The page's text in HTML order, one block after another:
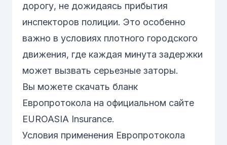
дорогу, не дожидаясь прибытия
инспекторов полиции. Это особенно
важно в условиях плотного городского
движения, где каждая минута задержки
может вызвать серьезные заторы.
Вы можете скачать бланк
Европротокола на официальном сайте
EUROASIA Insurance.
Условия применения Европротокола